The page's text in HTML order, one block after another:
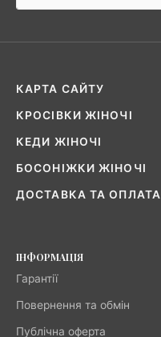
КАРТА САЙТУ
КРОСІВКИ ЖІНОЧІ
КЕДИ ЖІНОЧІ
БОСОНІЖКИ ЖІНОЧІ
ДОСТАВКА ТА ОПЛАТА
ІНФОРМАЦІЯ
Гарантії
Повернення та обмін
Публічна оферта